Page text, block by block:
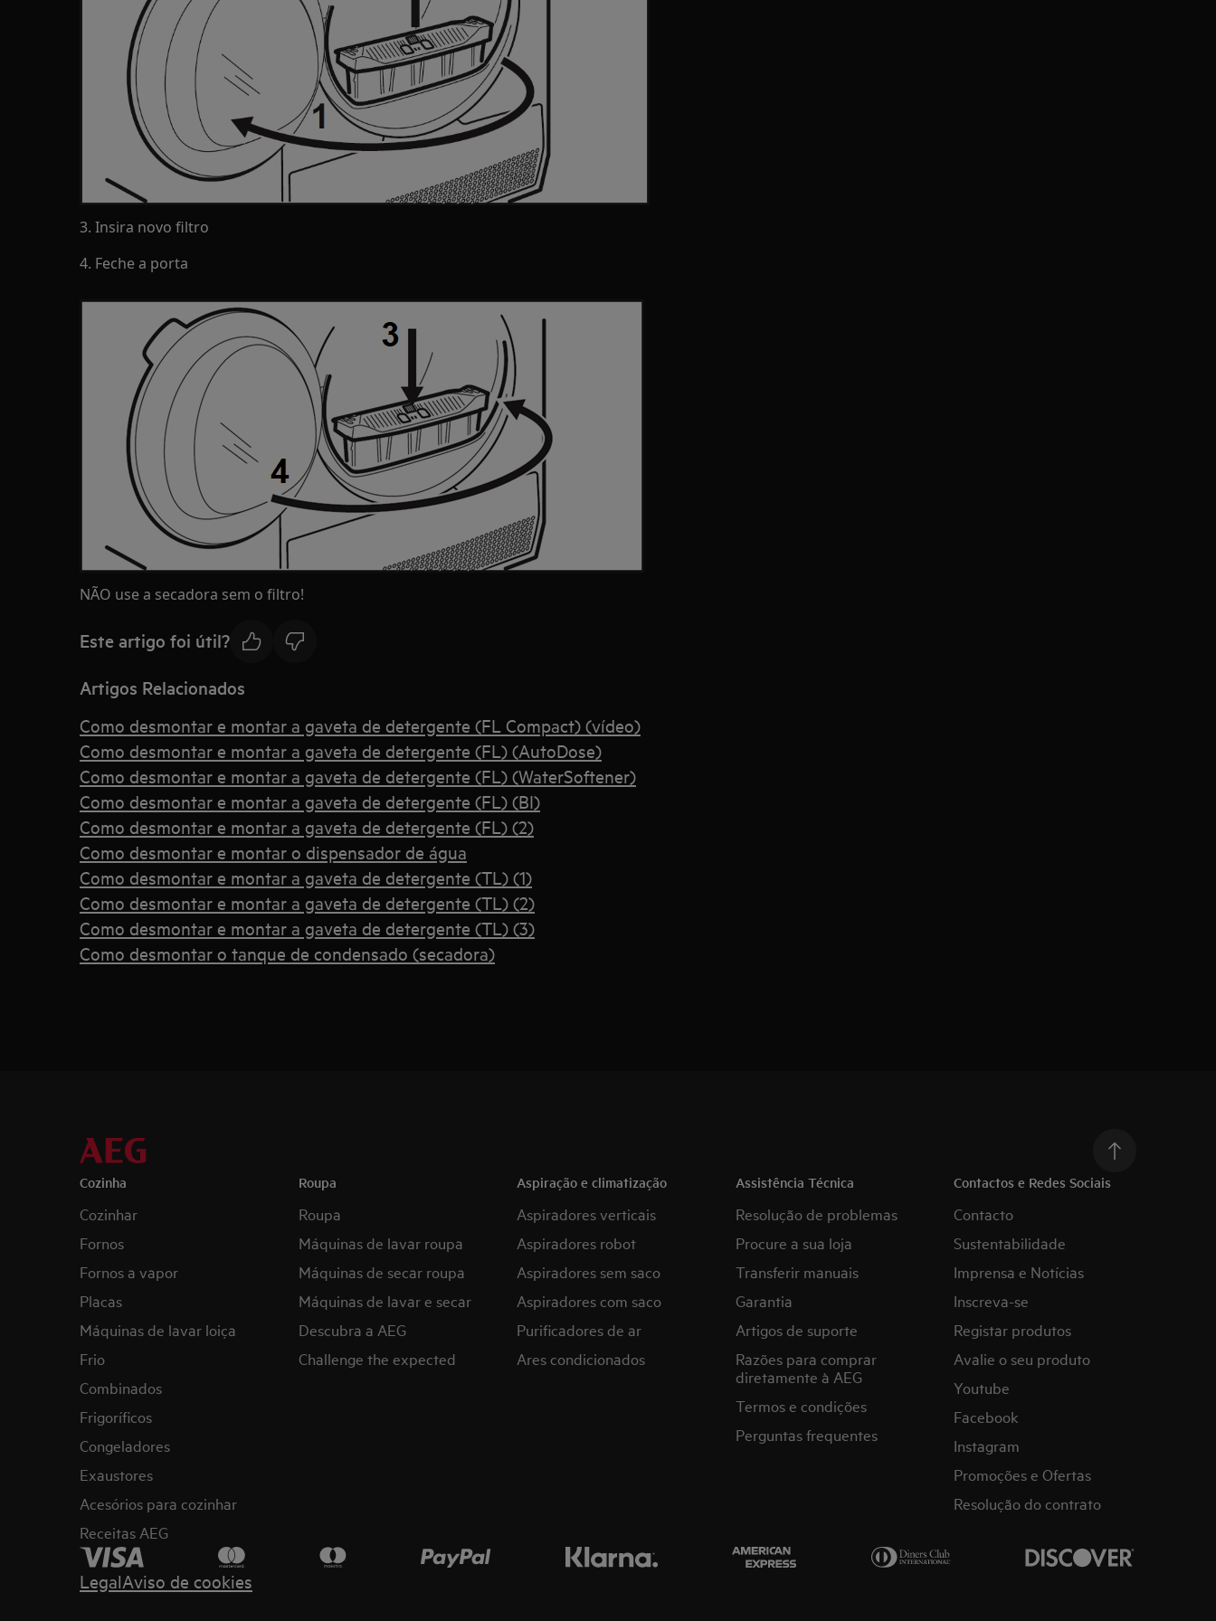
3. Insira novo filtro
4. Feche a porta
NÃO use a secadora sem o filtro!
Este artigo foi útil?
Artigos Relacionados
Como desmontar e montar a gaveta de detergente (FL Compact) (vídeo)
Como desmontar e montar a gaveta de detergente (FL) (AutoDose)
Como desmontar e montar a gaveta de detergente (FL) (WaterSoftener)
Como desmontar e montar a gaveta de detergente (FL) (BI)
Como desmontar e montar a gaveta de detergente (FL) (2)
Como desmontar e montar o dispensador de água
Como desmontar e montar a gaveta de detergente (TL) (1)
Como desmontar e montar a gaveta de detergente (TL) (2)
Como desmontar e montar a gaveta de detergente (TL) (3)
Como desmontar o tanque de condensado (secadora)
Cozinha
Cozinhar
Fornos
Fornos a vapor
Placas
Máquinas de lavar loiça
Frio
Combinados
Frigoríficos
Congeladores
Exaustores
Acesórios para cozinhar
Receitas AEG
Roupa
Roupa
Máquinas de lavar roupa
Máquinas de secar roupa
Máquinas de lavar e secar
Descubra a AEG
Challenge the expected
Aspiração e climatização
Aspiradores verticais
Aspiradores robot
Aspiradores sem saco
Aspiradores com saco
Purificadores de ar
Ares condicionados
Assistência Técnica
Resolução de problemas
Procure a sua loja
Transferir manuais
Garantia
Artigos de suporte
Razões para comprar
diretamente à AEG
Termos e condições
Perguntas frequentes
Contactos e Redes Sociais
Contacto
Sustentabilidade
Imprensa e Notícias
Inscreva-se
Registar produtos
Avalie o seu produto
Youtube
Facebook
Instagram
Promoções e Ofertas
Resolução do contrato
LegalAviso de cookies